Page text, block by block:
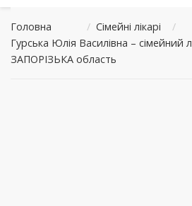
Головна / Сімейні лікарі
/
Гурська Юлія Василівна –
ЗАПОРІЗЬКА область